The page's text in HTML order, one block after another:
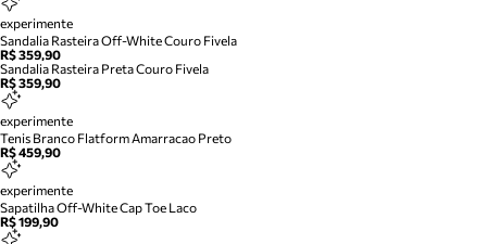
experimente
Sandalia Rasteira Off-White Couro Fivela
R$ 359,90
Sandalia Rasteira Preta Couro Fivela
R$ 359,90
experimente
Tenis Branco Flatform Amarracao Preto
R$ 459,90
experimente
Sapatilha Off-White Cap Toe Laco
R$ 199,90